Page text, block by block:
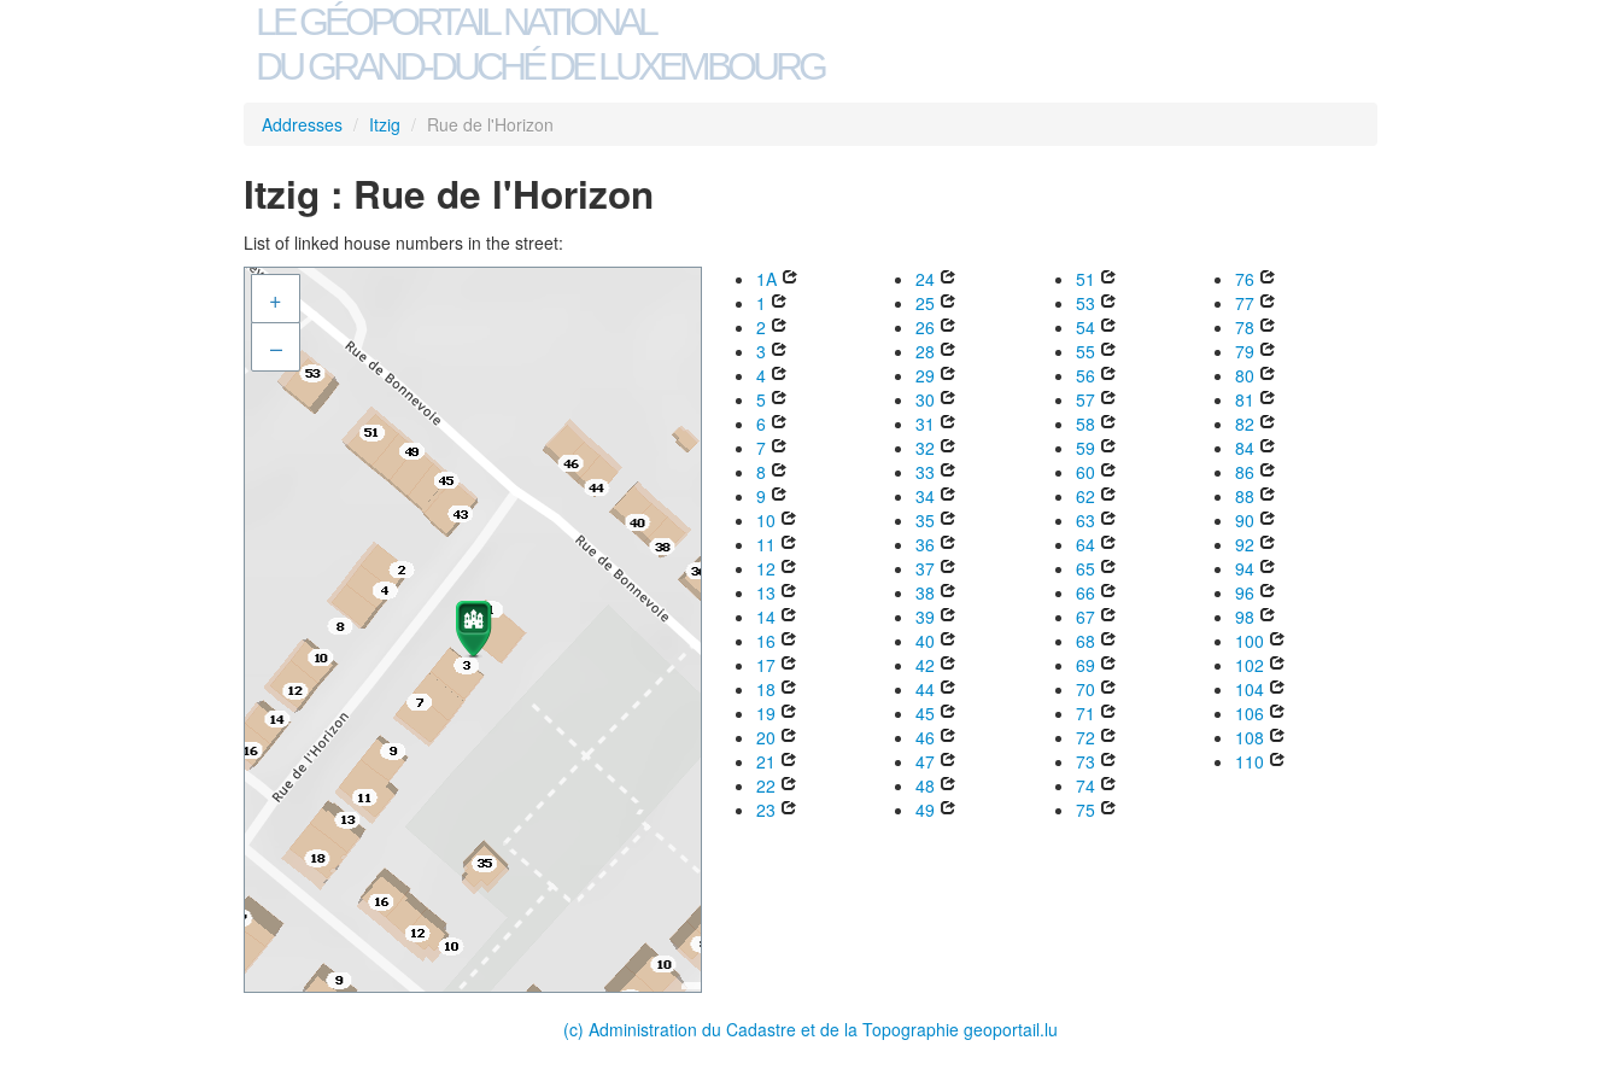
LE GÉOPORTAIL NATIONAL
DU GRAND-DUCHÉ DE LUXEMBOURG
Addresses / Itzig / Rue de l'Horizon
Itzig : Rue de l'Horizon
List of linked house numbers in the street:
+
–
1A
1
2
3
4
5
6
7
8
9
10
11
12
13
14
16
17
18
19
20
21
22
23
24
25
26
28
29
30
31
32
33
34
35
36
37
38
39
40
42
44
45
46
47
48
49
51
53
54
55
56
57
58
59
60
62
63
64
65
66
67
68
69
70
71
72
73
74
75
76
77
78
79
80
81
82
84
86
88
90
92
94
96
98
100
102
104
106
108
110
(c) Administration du Cadastre et de la Topographie geoportail.lu